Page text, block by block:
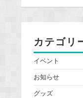
カテゴリ
イベント
お知らせ
グッズ